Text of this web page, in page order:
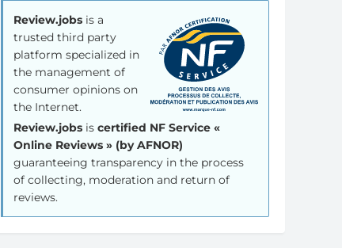
Review.jobs is a
trusted third party
platform specialized in
the management of
consumer opinions on
the Internet.
Review.jobs iscertified NF Service «
Online Reviews » (by AFNOR)
guaranteeing transparency in the process
of collecting, moderation and return of
reviews.